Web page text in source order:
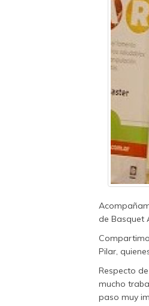
de Basquet
Pilar,
Respecto
mucho
paso muy